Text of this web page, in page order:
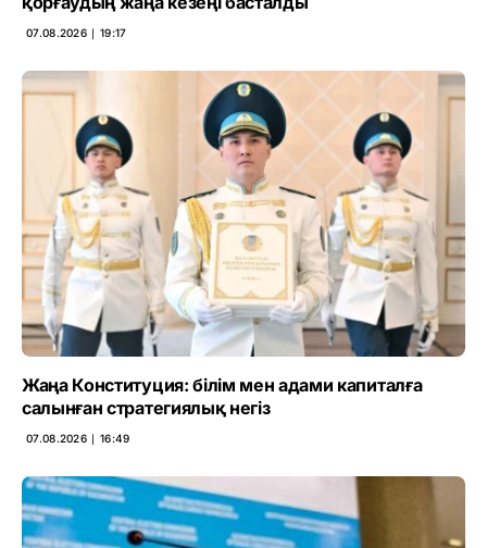
07.08.2026 ∣ 19:17
Жаңа Конституция: білім мен адами капиталға
салынған стратегиялық негіз
07.08.2026 ∣ 16:49